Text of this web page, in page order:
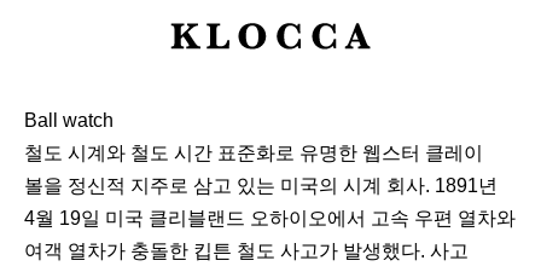
K
C
A
Ball watch
철도 시계와 철도 시간 표준화로 유명한 웹스터 클레이
볼을 정신적 지주로 삼고 있는 미국의 시계 회사. 1891년
4월 19일 미국 클리블랜드 오하이오에서 고속 우편 열차와
여객 열차가 충돌한 킵튼 철도 사고가 발생했다. 사고